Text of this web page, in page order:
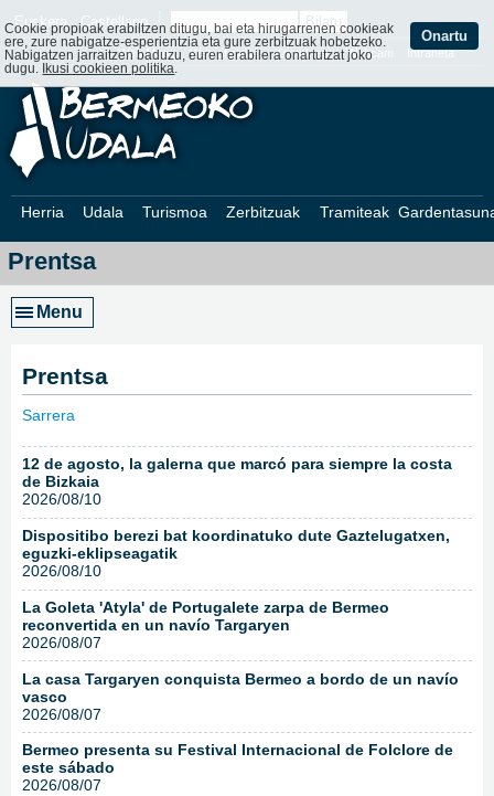
Euskera Castellano
Web Mapa Web ofizialak Kontaktatu Webcam Intraneta
Herria Udala Turismoa Zerbitzuak Tramiteak
Prentsa
Menu
Prentsa
Sarrera
12 de agosto, la galerna que marcó para siempre la costa
de Bizkaia
2026/08/10
Dispositibo berezi bat koordinatuko dute Gaztelugatxen,
eguzki-eklipseagatik
2026/08/10
La Goleta 'Atyla' de Portugalete zarpa de Bermeo
reconvertida en un navío Targaryen
2026/08/07
La casa Targaryen conquista Bermeo a bordo de un navío
vasco
2026/08/07
Bermeo presenta su Festival Internacional de Folclore de
este sábado
2026/08/07
Onartu
Cookie propioak erabiltzen ditugu, bai eta hirugarrenen cookieak
ere, zure nabigatze-esperientzia eta gure zerbitzuak hobetzeko.
Nabigatzen jarraitzen baduzu, euren erabilera onartutzat joko
dugu.
Ikusi cookieen politika